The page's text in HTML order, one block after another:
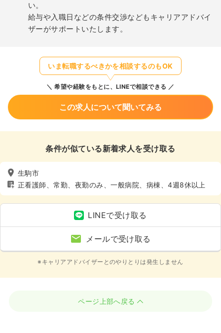
い。
給与や入職日などの条件交渉などもキャリアアドバイ
ザーがサポートいたします。
いま転職するべきかを相談するのもOK
希望や経験をもとに、LINEで相談できる
この求人について聞いてみる
条件が似ている新着求人を受け取る
生駒市
正看護師、常勤、夜勤のみ、一般病院、病棟、4週8休以上
LINEで受け取る
メールで受け取る
※キャリアアドバイザーとのやりとりは発生しません
ページ上部へ戻る